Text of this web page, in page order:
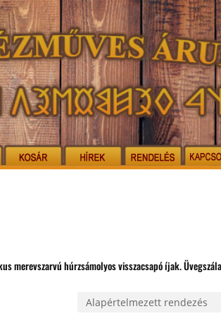
merevszarvú húrzsámolyos visszacsapó íjak.